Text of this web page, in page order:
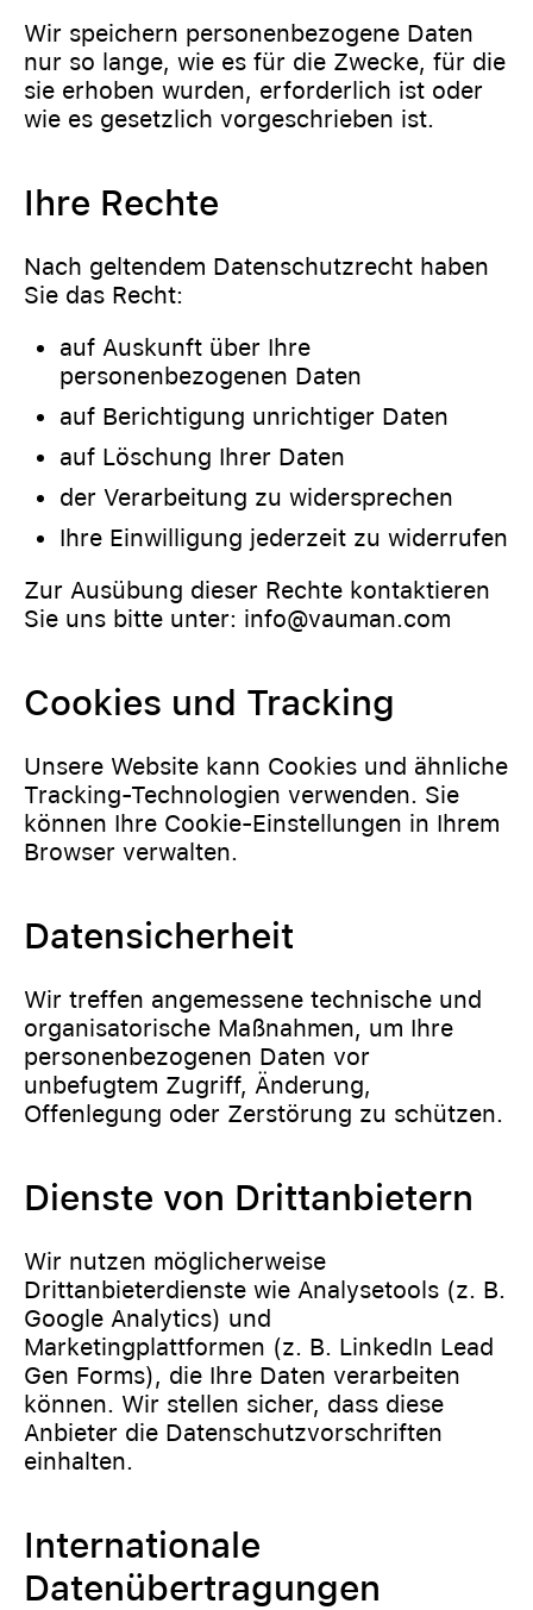
Wir speichern personenbezogene Daten
nur so lange, wie es für die Zwecke, für die
sie erhoben wurden, erforderlich ist oder
wie es gesetzlich vorgeschrieben ist.
Ihre Rechte
Nach geltendem Datenschutzrecht haben
Sie das Recht:
auf Auskunft über Ihre
personenbezogenen Daten
auf Berichtigung unrichtiger Daten
auf Löschung Ihrer Daten
der Verarbeitung zu widersprechen
Ihre Einwilligung jederzeit zu widerrufen
Zur Ausübung dieser Rechte kontaktieren
Sie uns bitte unter: info@vauman.com
Cookies und Tracking
Unsere Website kann Cookies und ähnliche
Tracking-Technologien verwenden. Sie
können Ihre Cookie-Einstellungen in Ihrem
Browser verwalten.
Datensicherheit
Wir treffen angemessene technische und
organisatorische Maßnahmen, um Ihre
personenbezogenen Daten vor
unbefugtem Zugriff, Änderung,
Offenlegung oder Zerstörung zu schützen.
Dienste von Drittanbietern
Wir nutzen möglicherweise
Drittanbieterdienste wie Analysetools (z. B.
Google Analytics) und
Marketingplattformen (z. B. LinkedIn Lead
Gen Forms), die Ihre Daten verarbeiten
können. Wir stellen sicher, dass diese
Anbieter die Datenschutzvorschriften
einhalten.
Internationale
Datenübertragungen